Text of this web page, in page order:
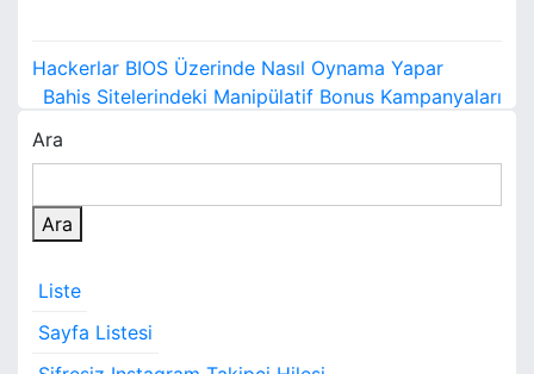
Y
a
z
ı
g
e
z
Hackerlar BIOS Üzerinde Nasıl Oynama Yapar
Bahis Sitelerindeki Manipülatif Bonus Kampanyaları
Ara
Ara
Liste
Sayfa Listesi